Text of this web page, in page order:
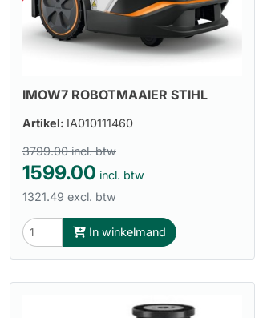
IMOW7 ROBOTMAAIER STIHL
Artikel: IA010111460
3799.00 incl. btw
1599.00 incl. btw
1321.49 excl. btw
In winkelmand